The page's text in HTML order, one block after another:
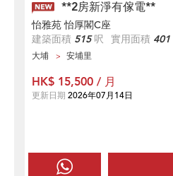
**2房新淨有傢電**
怡雅苑 怡厚閣C座
建築面積 515呎 實用面積 401
大埔 安埔里
HK$ 15,500 / 月
更新日期 2026年07月14日